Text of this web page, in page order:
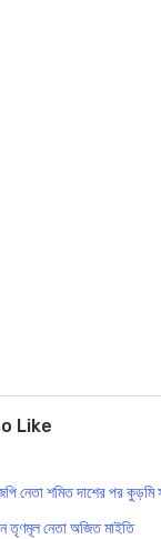
Like
শমিত দাশের পর কুড়মি
তৃণমূল নেতা অজিত মাইতি